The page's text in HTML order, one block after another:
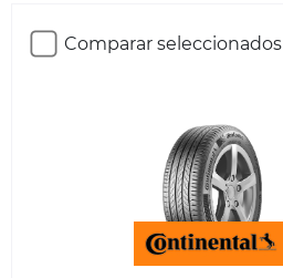
Comparar seleccionados